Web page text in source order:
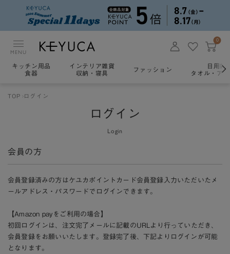
MENU
0
キッチン用品
食器
インテリア雑貨
収納・寝具
ファッション
日用雑
タオル・ア
TOP ログイン
ログイン
Login
会員の方
会員登録済みの方はケユカポイントカード会員登録入力いただいたメ
ールアドレス・パスワードでログインできます。
【Amazon payをご利用の場合】
初回ログインは、注文完了メールに記載のURLより行っていただき、
会員登録をお願いいたします。登録完了後、下記よりログインが可能
となります。